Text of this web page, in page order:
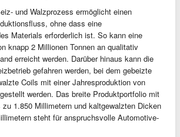
und Walzprozess ermöglicht einen
ohne dass eine
Materials erforderlich ist. So kann eine
knapp 2 Millionen Tonnen an qualitativ
erreicht werden. Darüber hinaus kann die
gefahren werden, bei dem gebeizte
Coils mit einer Jahresproduktion von
werden. Das breite Produktportfolio mit
zu 1.850 Millimetern und kaltgewalzten Dicken
steht für anspruchsvolle Automotive-